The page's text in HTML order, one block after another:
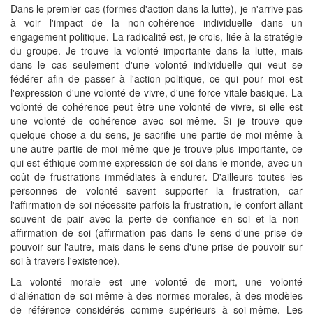
Dans le premier cas (formes d'action dans la lutte), je n'arrive pas
à voir l'impact de la non-cohérence individuelle dans un
engagement politique. La radicalité est, je crois, liée à la stratégie
du groupe. Je trouve la volonté importante dans la lutte, mais
dans le cas seulement d'une volonté individuelle qui veut se
fédérer afin de passer à l'action politique, ce qui pour moi est
l'expression d'une volonté de vivre, d'une force vitale basique. La
volonté de cohérence peut être une volonté de vivre, si elle est
une volonté de cohérence avec soi-même. Si je trouve que
quelque chose a du sens, je sacrifie une partie de moi-même à
une autre partie de moi-même que je trouve plus importante, ce
qui est éthique comme expression de soi dans le monde, avec un
coût de frustrations immédiates à endurer. D'ailleurs toutes les
personnes de volonté savent supporter la frustration, car
l'affirmation de soi nécessite parfois la frustration, le confort allant
souvent de pair avec la perte de confiance en soi et la non-
affirmation de soi (affirmation pas dans le sens d'une prise de
pouvoir sur l'autre, mais dans le sens d'une prise de pouvoir sur
soi à travers l'existence).
La volonté morale est une volonté de mort, une volonté
d'aliénation de soi-même à des normes morales, à des modèles
de référence considérés comme supérieurs à soi-même. Les